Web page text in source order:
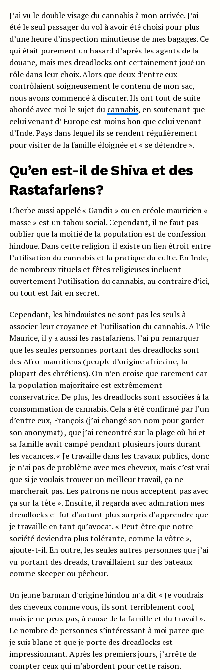
J’ai vu le double visage du cannabis à mon arrivée. J’ai
été le seul passager du vol à avoir été choisi pour plus
d’une heure d’inspection minutieuse de mes bagages. Ce
qui était purement un hasard d’après les agents de la
douane, mais mes dreadlocks ont certainement joué un
rôle dans leur choix. Alors que deux d’entre eux
contrôlaient soigneusement le contenu de mon sac,
nous avons commencé à discuter. Ils ont tout de suite
abordé avec moi le sujet du cannabis, en soutenant que
celui venant d’ Europe est moins bon que celui venant
d’Inde. Pays dans lequel ils se rendent régulièrement
pour visiter de la famille éloignée et « se détendre ».
Qu’en est-il de Shiva et des
Rastafariens?
L’herbe aussi appelé « Gandia » ou en créole mauricien «
masse » est un tabou social. Cependant, il ne faut pas
oublier que la moitié de la population est de confession
hindoue. Dans cette religion, il existe un lien étroit entre
l’utilisation du cannabis et la pratique du culte. En Inde,
de nombreux rituels et fêtes religieuses incluent
ouvertement l’utilisation du cannabis, au contraire d’ici,
ou tout est fait en secret.
Cependant, les hindouistes ne sont pas les seuls à
associer leur croyance et l’utilisation du cannabis. A l’île
Maurice, il y a aussi les rastafariens. J’ai pu remarquer
que les seules personnes portant des dreadlocks sont
des Afro-mauritiens (peuple d’origine africaine, la
plupart des chrétiens). On n’en croise que rarement car
la population majoritaire est extrêmement
conservatrice. De plus, les dreadlocks sont associées à la
consommation de cannabis. Cela a été confirmé par l’un
d’entre eux, François (j’ai changé son nom pour garder
son anonymat) , que j’ai rencontré sur la plage où lui et
sa famille avait campé pendant plusieurs jours durant
les vacances. « Je travaille dans les travaux publics, donc
je n’ai pas de problème avec mes cheveux, mais c’est vrai
que si je voulais trouver un meilleur travail, ça ne
marcherait pas. Les patrons ne nous acceptent pas avec
ça sur la tête ». Ensuite, il regarda avec admiration mes
dreadlocks et fut d’autant plus surpris d’apprendre que
je travaille en tant qu’avocat. « Peut-être que notre
société deviendra plus tolérante, comme la vôtre »,
ajoute-t-il. En outre, les seules autres personnes que j’ai
vu portant des dreads, travaillaient sur des bateaux
comme skeeper ou pêcheur.
Un jeune barman d’origine hindou m’a dit « Je voudrais
des cheveux comme vous, ils sont terriblement cool,
mais je ne peux pas, à cause de la famille et du travail ».
Le nombre de personnes s’intéressant à moi parce que
je suis blanc et que je porte des dreadlocks est
impressionnant. Après les premiers jours, j’arrête de
compter ceux qui m’abordent pour cette raison.